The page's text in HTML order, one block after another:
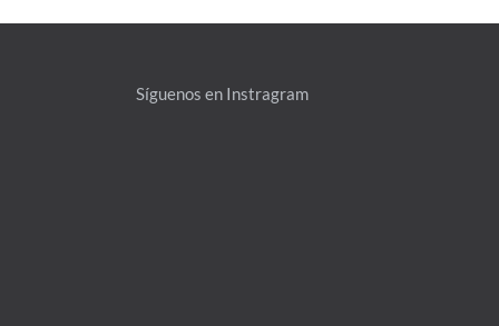
Síguenos en Instragram